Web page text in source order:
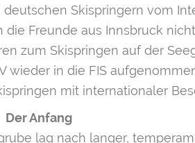
Skispringern vom
Freunde aus Innsbruck
zum Skispringen auf der
wieder in die FIS
mit internationaler
Der Anfang
lag nach langer,